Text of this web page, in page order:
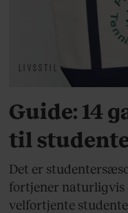
LIVSSTIL
Guide: 14
til
Det er
fortjener naturligvis
velfortjente